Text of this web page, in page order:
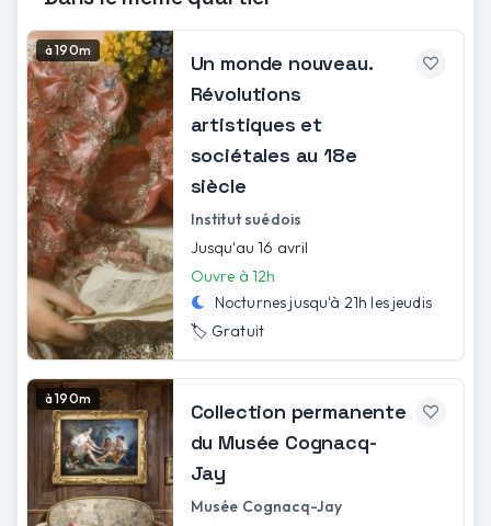
à 190m
Un monde nouveau.
Révolutions
artistiques et
sociétales au 18e
siècle
Institut suédois
Jusqu'au 16 avril
Ouvre à 12h
Nocturnes jusqu'à 21h les jeudis
🏷️ Gratuit
à 190m
Collection permanente
du Musée Cognacq-
Jay
Musée Cognacq-Jay